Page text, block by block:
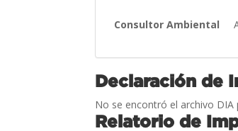
Consultor Ambiental
Declaración de
No se encontró el archivo DIA
Relatorio de